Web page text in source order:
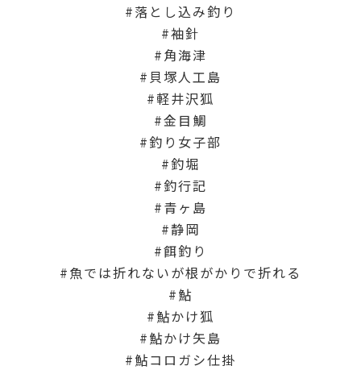
落とし込み釣り
袖針
角海津
貝塚人工島
軽井沢狐
金目鯛
釣り女子部
釣堀
釣行記
青ヶ島
静岡
餌釣り
魚では折れないが根がかりで折れる
鮎
鮎かけ狐
鮎かけ矢島
鮎コロガシ仕掛